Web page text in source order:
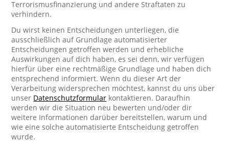
Terrorismusfinanzierung und andere Straftaten zu
verhindern.
Du wirst keinen Entscheidungen unterliegen, die
ausschließlich auf Grundlage automatisierter
Entscheidungen getroffen werden und erhebliche
Auswirkungen auf dich haben, es sei denn, wir verfügen
hierfür über eine rechtmäßige Grundlage und haben dich
entsprechend informiert. Wenn du dieser Art der
Verarbeitung widersprechen möchtest, kannst du uns über
unser Datenschutzformular kontaktieren. Daraufhin
werden wir die Situation neu bewerten und/oder dir
weitere Informationen darüber bereitstellen, warum und
wie eine solche automatisierte Entscheidung getroffen
wurde.